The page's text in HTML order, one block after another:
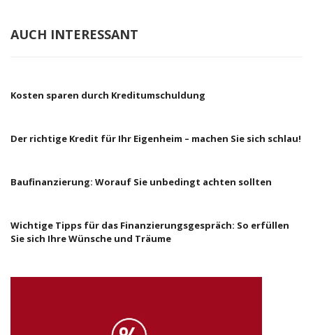
AUCH INTERESSANT
Kosten sparen durch Kreditumschuldung
Der richtige Kredit für Ihr Eigenheim – machen Sie sich schlau!
Baufinanzierung: Worauf Sie unbedingt achten sollten
Wichtige Tipps für das Finanzierungsgespräch: So erfüllen
Sie sich Ihre Wünsche und Träume